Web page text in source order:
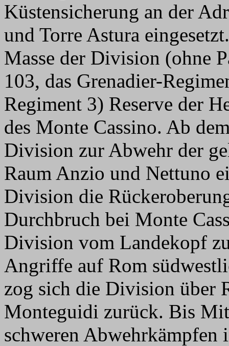
Küstensicherung an der
und Torre Astura
Masse der Division (ohne
103, das Grenadier-
Regiment 3) Reserve der
des Monte Cassino. Ab
Division zur Abwehr der
Raum Anzio und Nettuno
Division die
Durchbruch bei Monte
Division vom Landekopf
Angriffe auf Rom
zog sich die Division über
Monteguidi zurück. Bis
schweren